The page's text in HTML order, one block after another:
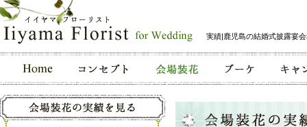
実績|鹿児島の結婚式披露宴